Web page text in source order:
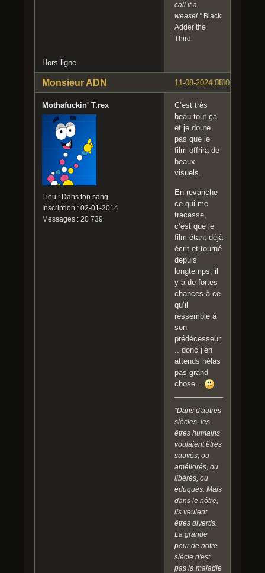
call it a
weasel."Black
Adder the
Third
Hors ligne
#166
11-08-2024 08:01:15
Monsieur ADN
Mothafuckin' T.rex
Lieu : Dans ton sang
Inscription : 02-01-2014
Messages : 20 739
C’est très
beau tout ça
et je doute
pas que le
film offrira de
beaux
visuels.
En revanche
ce qui me
tracasse,
c’est que le
film étant déjà
écrit et tourné
depuis
longtemps, il
y a de fortes
chances à ce
qu’il
ressemble à
son
prédécesseur.
.. donc j’en
attends hélas
pas grand
chose...
"Dans d'autres
siècles, les
êtres humains
voulaient êtres
sauvés, ou
améliorés, ou
libérés, ou
éduqués. Mais
dans le nôtre,
ils veulent
êtres divertis.
La grande
peur de notre
siècle n'est
pas la maladie